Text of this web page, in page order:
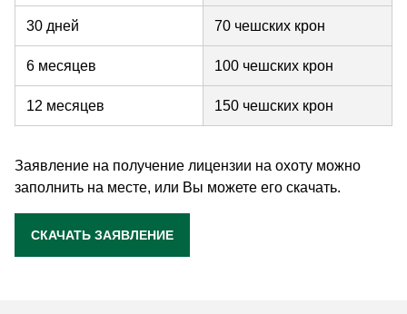
30 дней 70 чешских крон
6 месяцев 100 чешских крон
12 месяцев 150 чешских крон
Заявление на получение лицензии на охоту можно
заполнить на месте, или Вы можете его скачать.
СКАЧАТЬ ЗАЯВЛЕНИЕ